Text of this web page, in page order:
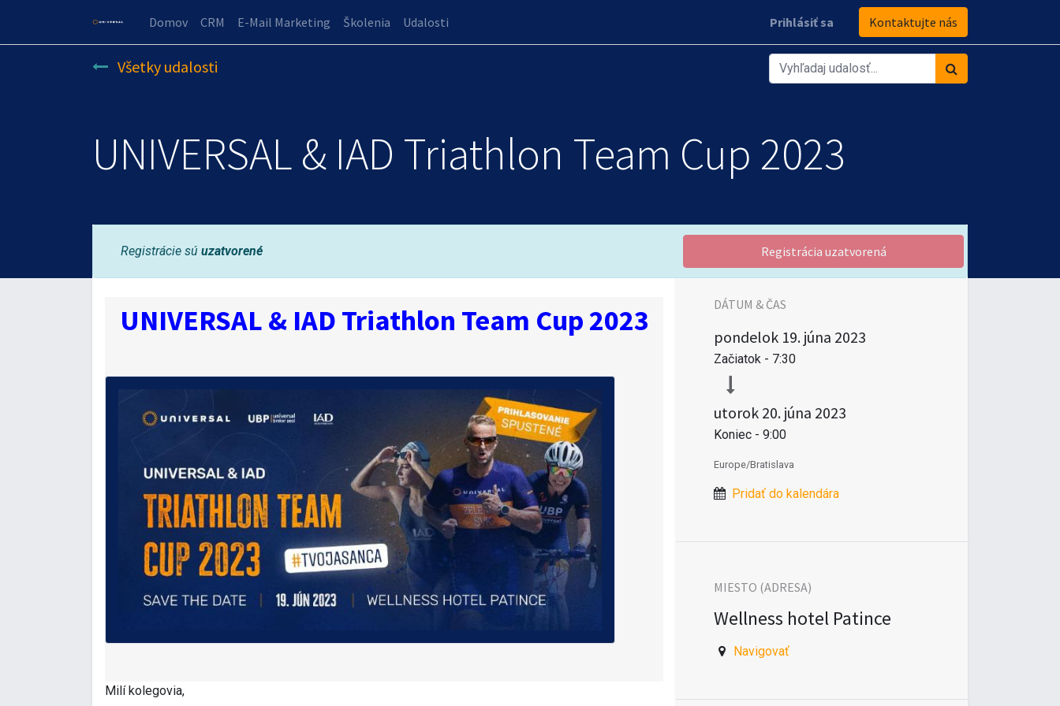
Domov CRM E-Mail Marketing Školenia Udalosti Prihlásiť sa Kontaktujte nás
Všetky udalosti
UNIVERSAL & IAD Triathlon Team Cup 2023
Registrácie sú uzatvorené Registrácia uzatvorená
UNIVERSAL & IAD Triathlon Team Cup 2023
Milí kolegovia,
DÁTUM & ČAS
pondelok 19. júna 2023
Začiatok - 7:30
utorok 20. júna 2023
Koniec - 9:00
Europe/Bratislava
Pridať do kalendára
MIESTO (ADRESA)
Wellness hotel Patince
Navigovať